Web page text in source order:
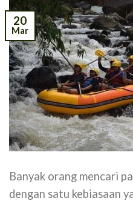
20
Mar
Banyak orang mencari
dengan satu kebiasaan